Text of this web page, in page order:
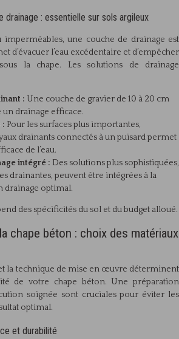
drainage : essentielle sur sols argileux
imperméables, une couche de drainage est
d’évacuer l’eau excédentaire et d’empêcher
la chape. Les solutions de drainage
: Une couche de gravier de 10 à 20 cm
un drainage efficace.
: Pour les surfaces plus importantes,
drainants connectés à un puisard permet
de l’eau.
intégré : Des solutions plus sophistiquées,
drainantes, peuvent être intégrées à la
drainage optimal.
des spécificités du sol et du budget alloué.
chape béton : choix des matériaux
la technique de mise en œuvre déterminent
de votre chape béton. Une préparation
soignée sont cruciales pour éviter les
optimal.
et durabilité